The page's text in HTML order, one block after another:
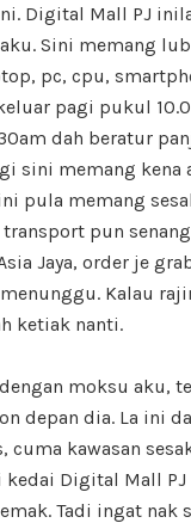
Digital Mall PJ
Sini memang
pc, cpu,
pagi pukul
dah beratur
sini memang kena
pula memang
pun
Jaya, order je
Kalau
ketiak nanti.
moksu aku,
depan dia. La ini
cuma kawasan
kedai Digital Mall
Tadi ingat nak